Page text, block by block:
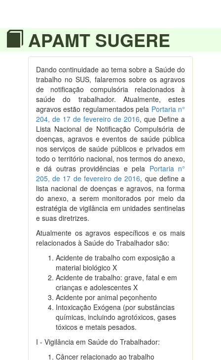
APAMT SUGERE
Dando continuidade ao tema sobre a Saúde do
trabalho no SUS, falaremos sobre os agravos
de notificação compulsória relacionados à
saúde do trabalhador. Atualmente, estes
agravos estão regulamentados pela Portaria n°
204, de 17 de fevereiro de 2016, que Define a
Lista Nacional de Notificação Compulsória de
doenças, agravos e eventos de saúde pública
nos serviços de saúde públicos e privados em
todo o território nacional, nos termos do anexo,
e dá outras providências e pela Portaria n°
205, de 17 de fevereiro de 2016, que define a
lista nacional de doenças e agravos, na forma
do anexo, a serem monitorados por meio da
estratégia de vigilância em unidades sentinelas
e suas diretrizes.
Atualmente os agravos específicos e os mais
relacionados à Saúde do Trabalhador são:
Acidente de trabalho com exposição a
material biológico X
Acidente de trabalho: grave, fatal e em
crianças e adolescentes X
Acidente por animal peçonhento
Intoxicação Exógena (por substâncias
químicas, incluindo agrotóxicos, gases
tóxicos e metais pesados.
I - Vigilância em Saúde do Trabalhador:
Câncer relacionado ao trabalho